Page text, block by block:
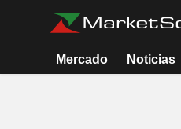
Mercado Noticias